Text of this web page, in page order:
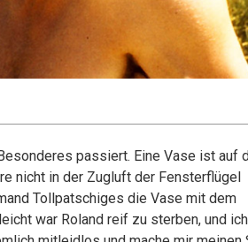
passiert. Eine Vase ist auf
nicht in der Zugluft der Fensterflügel
Tollpatschiges die Vase mit dem
war Roland reif zu sterben, und